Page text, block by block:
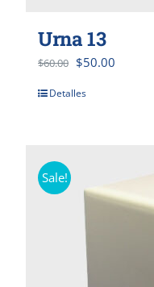
Urna 13
$60.00 $50.00
Detalles
Sale!